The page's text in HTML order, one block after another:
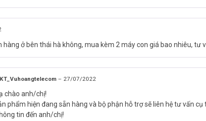
hàng ở bên thái hà không, mua kèm 2 máy con giá bao nhiêu, tư
– 27/07/2022
chào anh/chị!
phẩm hiện đang sẵn hàng và bộ phận hỗ trợ sẽ liên hệ tư vấn cụ
tin đến anh/chị!